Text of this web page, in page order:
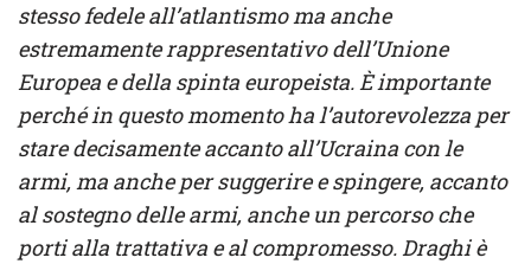
stesso fedele all’atlantismo ma anche
estremamente rappresentativo dell’Unione
Europea e della spinta europeista. È importante
perché in questo momento ha l’autorevolezza per
stare decisamente accanto all’Ucraina con le
armi, ma anche per suggerire e spingere, accanto
al sostegno delle armi, anche un percorso che
porti alla trattativa e al compromesso. Draghi è